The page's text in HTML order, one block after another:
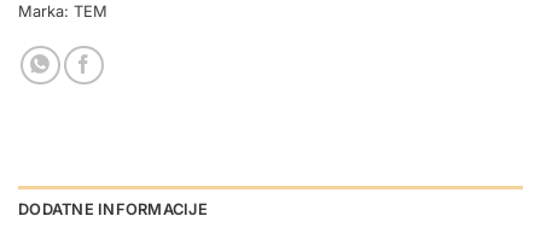
Marka: TEM
DODATNE INFORMACIJE